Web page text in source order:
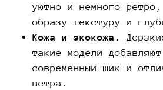
уютно и немного ретро,
образу текстуру и
Кожа и экокожа.
такие модели
современный шик и
ветра.